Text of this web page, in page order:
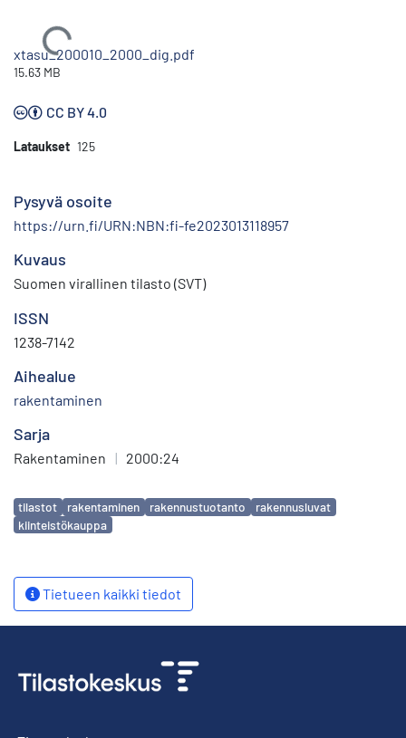
Ladataan...
xtasu_200010_2000_dig.pdf
15.63 MB
CC BY 4.0
Lataukset 125
Pysyvä osoite
https://urn.fi/URN:NBN:fi-fe2023013118957
Kuvaus
Suomen virallinen tilasto (SVT)
ISSN
1238-7142
Aihealue
rakentaminen
Sarja
Rakentaminen | 2000:24
Avainsanat
tilastot rakentaminen rakennustuotanto
rakennusluvat
kiinteistökauppa
Tietueen kaikki tiedot